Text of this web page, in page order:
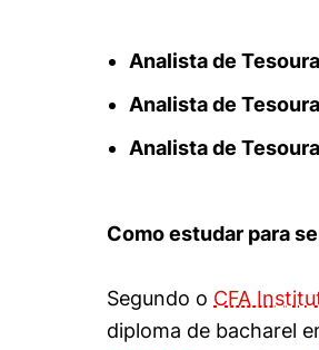
Analista de
Analista de
Analista de
Como estudar para
Segundo o CFA
diploma de bacharel